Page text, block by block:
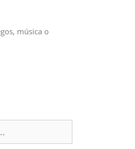
música o